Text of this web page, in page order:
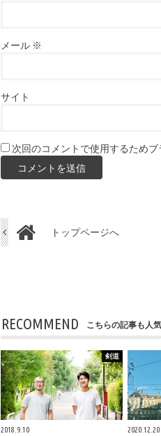
メール ※
サイト
次回のコメントで使用するため
トップページへ
RECOMMEND こちらの記事も人気
剣道
2018.9.10 2020.12.20